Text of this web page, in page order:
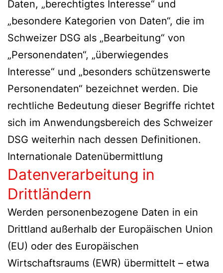
Daten, „berechtigtes Interesse“ und
„besondere Kategorien von Daten“, die im
Schweizer DSG als „Bearbeitung“ von
„Personendaten“, „überwiegendes
Interesse“ und „besonders schützenswerte
Personendaten“ bezeichnet werden. Die
rechtliche Bedeutung dieser Begriffe richtet
sich im Anwendungsbereich des Schweizer
DSG weiterhin nach dessen Definitionen.
Internationale Datenübermittlung
Datenverarbeitung in
Drittländern
Werden personenbezogene Daten in ein
Drittland außerhalb der Europäischen Union
(EU) oder des Europäischen
Wirtschaftsraums (EWR) übermittelt – etwa